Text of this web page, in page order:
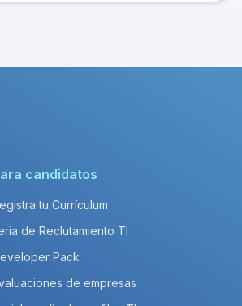
candidatos
tu Currículum
de Reclutamiento TI
Pack
de empresas